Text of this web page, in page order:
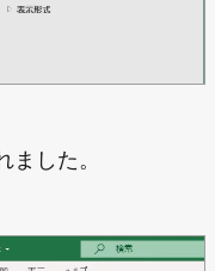
した。